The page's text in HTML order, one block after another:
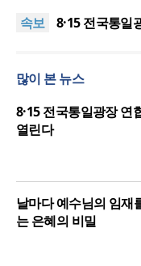
속보
8·15 전국통일
여”
한동대 RISE사
“광복절 맞아
많이 본 뉴스
8·15 전국통일광장 연
열린다
날마다 예수님의 임재
는 은혜의 비밀